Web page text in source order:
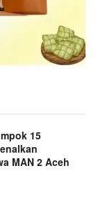
15
MAN 2 Aceh